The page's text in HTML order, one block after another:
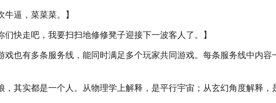
牛逼，菜菜菜。】
们快走吧，我要扫扫地修修凳子迎接下一波客人了。】
戏也有多条服务线，能同时满足多个玩家共同游戏。每条服务线中内容
，其实都是一个人。从物理学上解释，是平行宇宙；从玄幻角度解释，